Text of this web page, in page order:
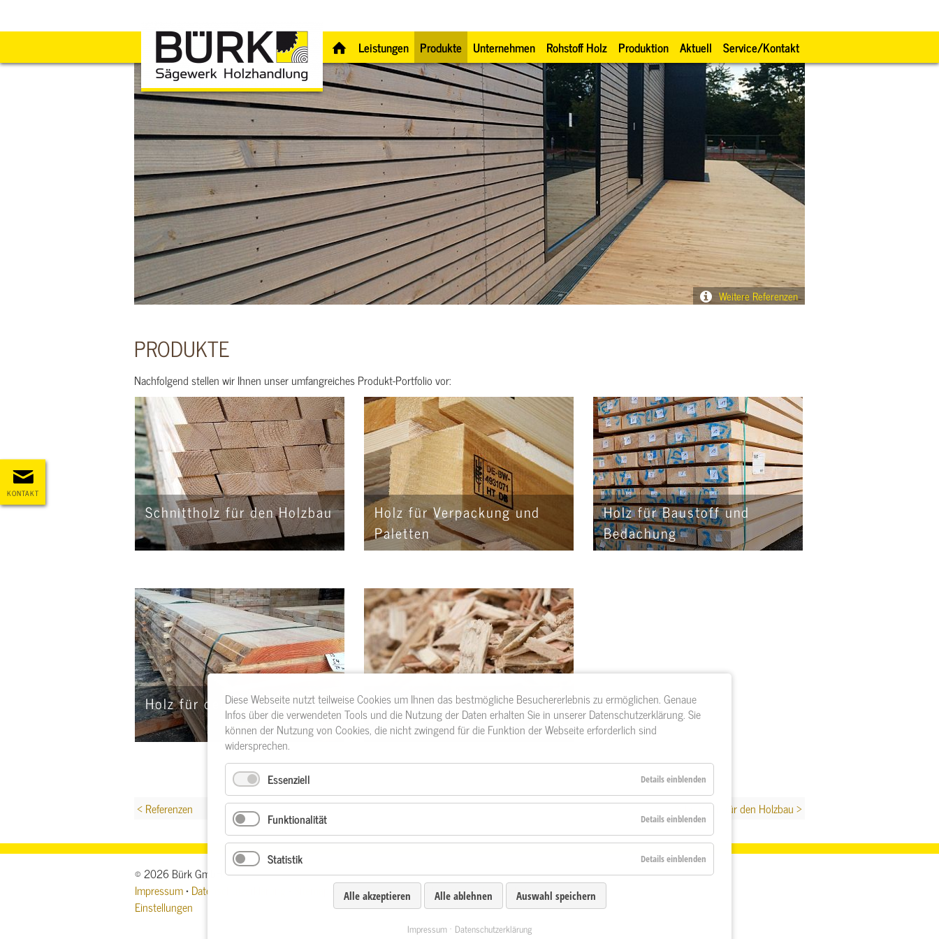
Leistungen Produkte Unternehmen Rohstoff Holz Produktion Aktuell Service/Kontakt
Weitere Referenzen
KONTAKT
PRODUKTE
Nachfolgend stellen wir Ihnen unser umfangreiches Produkt-Portfolio vor:
Schnittholz für den Holzbau
Holz für Verpackung und
Paletten
Holz für Baustoff und
Bedachung
Holz für den Innenausbau Biomasse
< Referenzen Schnittholz für den Holzbau >
© 2026 Bürk GmbH
Impressum•Datenschutzerklärung • AGB•Anfahrt und Abholzeiten•Privatsphäre-
Einstellungen
Diese Webseite nutzt teilweise Cookies um Ihnen das bestmögliche Besuchererlebnis zu ermöglichen. Genaue
Infos über die verwendeten Tools und die Nutzung der Daten erhalten Sie in unserer Datenschutzerklärung. Sie
können der Nutzung von Cookies, die nicht zwingend für die Funktion der Webseite erforderlich sind
widersprechen.
Essenziell
Details einblenden
Funktionalität Details einblenden
Statistik Details einblenden
Alle akzeptieren Alle ablehnen Auswahl speichern
Impressum Datenschutzerklärung